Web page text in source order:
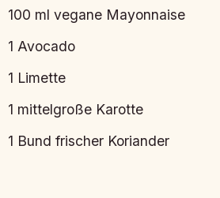
100 ml vegane Mayonnaise
1 Avocado
1 Limette
1 mittelgroße Karotte
1 Bund frischer Koriander